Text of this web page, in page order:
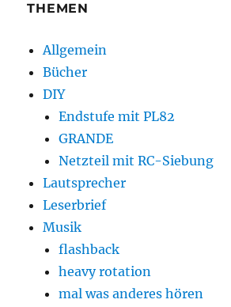
THEMEN
Allgemein
Bücher
DIY
Endstufe mit PL82
GRANDE
Netzteil mit RC-Siebung
Lautsprecher
Leserbrief
Musik
flashback
heavy rotation
mal was anderes hören